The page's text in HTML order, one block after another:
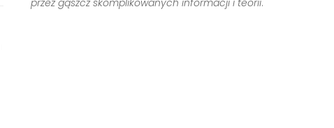
przez gąszcz skomplikowanych informacji i teorii.